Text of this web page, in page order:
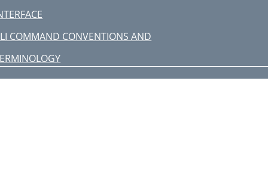
COMMAND CONVENTIONS AND
Address Formats